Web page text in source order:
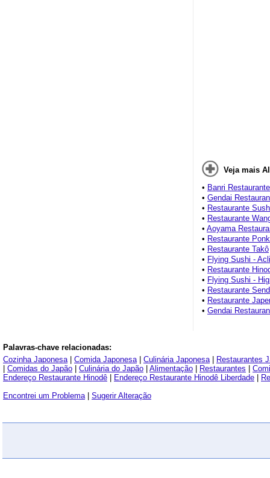
Veja mais
• Banri Restaurante
• Gendai
• Restaurante
• Restaurante
• Aoyama
• Restaurante
• Restaurante Takô
• Flying Sushi -
• Restaurante
• Flying Sushi -
• Restaurante
• Restaurante
• Gendai
Palavras-chave relacionadas:
Cozinha Japonesa| Comida Japonesa| Culinária Japonesa|
Restaurantes
Comidas do Japão Culinária do Japão Alimentação Restaurantes
Endereço Restaurante Hinodê
Endereço Restaurante Hinodê Liberdade
Encontrei um Problema| Sugerir Alteração